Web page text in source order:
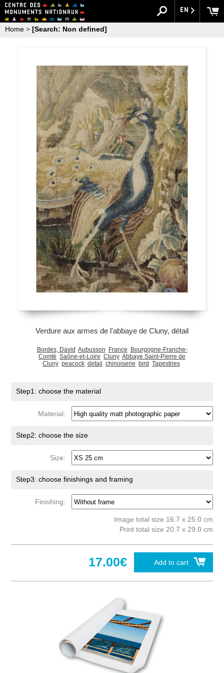
EN
Home > [Search: Non defined]
Verdure aux armes de l'abbaye de Cluny, détail
Bordes, David Aubusson France
Bourgogne-Franche-
Comté Saône-et-Loire Cluny Abbaye Saint-Pierre de
Cluny peacock detail chinoiserie bird Tapestries
Step1: choose the material
Material:
Step2: choose the size
Size:
Step3: choose finishings and framing
Finishing:
Image total size 16.7 x 25.0 cm
Print total size 20.7 x 29.0 cm
Add to cart
17.00€